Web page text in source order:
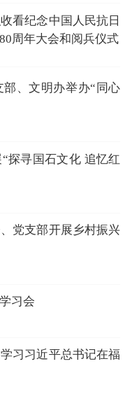
看纪念中国人民抗日
周年大会和阅兵仪式
、文明办举办“同心
探寻国石文化 追忆红
党支部开展乡村振兴
习会
习习近平总书记在福